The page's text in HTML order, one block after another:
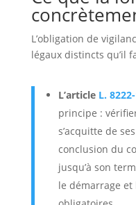
L’obligation de
légaux distincts qu’il
L’article L.
principe :
s’acquitte de
conclusion du
jusqu’à son
le démarrage